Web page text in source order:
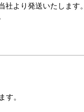
より発送いたします。
す。